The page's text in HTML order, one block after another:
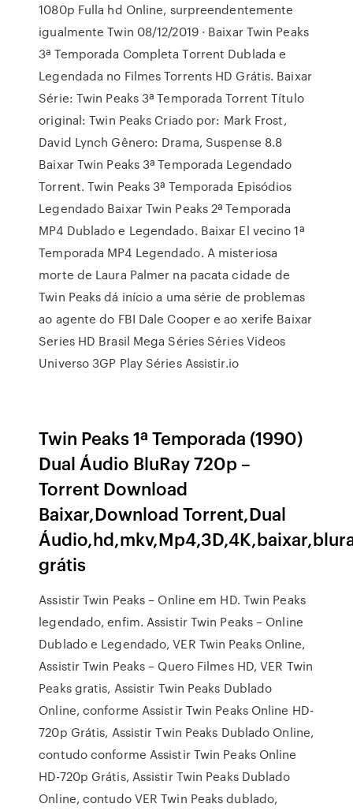
1080p Fulla hd Online, surpreendentemente
igualmente Twin 08/12/2019 · Baixar Twin Peaks
3ª Temporada Completa Torrent Dublada e
Legendada no Filmes Torrents HD Grátis. Baixar
Série: Twin Peaks 3ª Temporada Torrent Título
original: Twin Peaks Criado por: Mark Frost,
David Lynch Gênero: Drama, Suspense 8.8
Baixar Twin Peaks 3ª Temporada Legendado
Torrent. Twin Peaks 3ª Temporada Episódios
Legendado Baixar Twin Peaks 2ª Temporada
MP4 Dublado e Legendado. Baixar El vecino 1ª
Temporada MP4 Legendado. A misteriosa
morte de Laura Palmer na pacata cidade de
Twin Peaks dá início a uma série de problemas
ao agente do FBI Dale Cooper e ao xerife Baixar
Series HD Brasil Mega Séries Séries Videos
Universo 3GP Play Séries Assistir.io
Twin Peaks 1ª Temporada (1990)
Dual Áudio BluRay 720p –
Torrent Download
Baixar,Download Torrent,Dual
grátis
Assistir Twin Peaks – Online em HD. Twin Peaks
legendado, enfim. Assistir Twin Peaks – Online
Dublado e Legendado, VER Twin Peaks Online,
Assistir Twin Peaks – Quero Filmes HD, VER Twin
Peaks gratis, Assistir Twin Peaks Dublado
Online, conforme Assistir Twin Peaks Online HD-
720p Grátis, Assistir Twin Peaks Dublado Online,
contudo conforme Assistir Twin Peaks Online
HD-720p Grátis, Assistir Twin Peaks Dublado
Online, contudo VER Twin Peaks dublado,